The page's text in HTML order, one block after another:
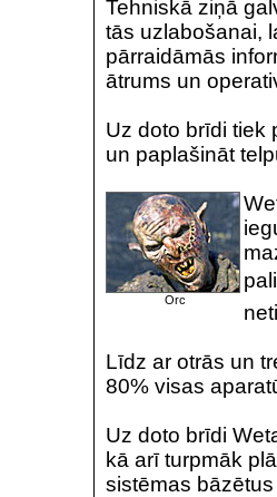
Tehniskā ziņā
tās uzlabošanai,
pārraidāmās
ātrums un
Uz doto brīdi tiek
un paplašināt
Orc
Līdz ar otrās un
80% visas
Uz doto brīdi
kā arī turpmāk
sistēmas